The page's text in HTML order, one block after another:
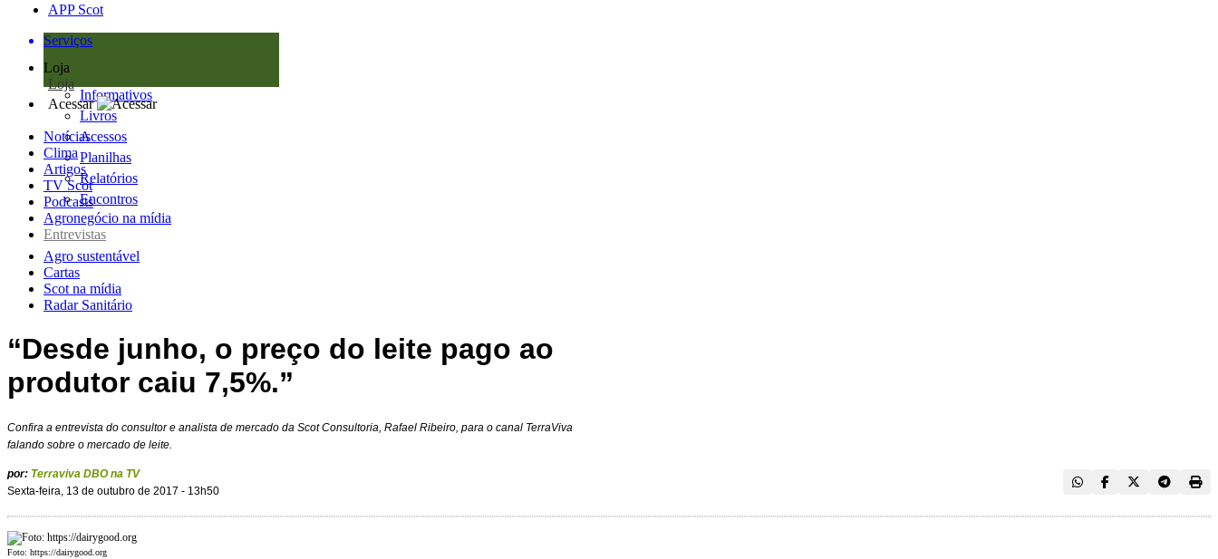
APP Scot
Serviços
Loja
Loja
Informativos
Livros
Acessos
Planilhas
Relatórios
Encontros
Acessar
Notícias
Clima
Artigos
TV Scot
Podcasts
Agronegócio na mídia
Entrevistas
Agro sustentável
Cartas
Scot na mídia
Radar Sanitário
“Desde junho, o preço do leite pago ao
produtor caiu 7,5%.”
Confira a entrevista do consultor e analista de mercado da Scot Consultoria, Rafael Ribeiro, para o canal TerraViva
falando sobre o mercado de leite.
por: Terraviva DBO na TV
Sexta-feira, 13 de outubro de 2017 - 13h50
Foto: https://dairygood.org